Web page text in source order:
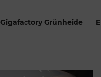
Gigafactory Grünheide